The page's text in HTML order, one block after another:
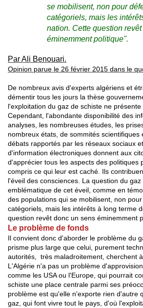
se mobilisent, non pour
catégoriels, mais les
nation. Cette question
éminemment politique".
Par Ali Benouari.
Opinion parue le 26 février 2015 dans le
De nombreux avis d'experts algériens et
démentir tous les jours la thèse
l'exploitation du gaz de schiste ne présente
Cependant, l'abondante disponibilité des
analyses, les nombreuses études, les
nombreux états, de sommités scientifiques
débats rapportés par les réseaux sociaux
d'information électroniques donnent aux
d'apprécier tous les aspects des politiques
compris ce qui leur est caché. Ils
l'éveil des consciences. La question du
emblématique de cet éveil, comme en
des populations qui se mobilisent, non
catégoriels, mais les intérêts à long terme
question revêt donc un sens éminemment
Le problème de fonds
Il convient donc d'aborder le problème du
prisme plus large que celui, purement
autorités, très maladroitement, cherchent
L'Algérie n'a pas un problème
comme les USA ou l'Europe, qui pourrait
schiste une place centrale parmi ses
problème est qu'elle n'exporte rien d'autre
gaz, qui font vivre tout le pays, d'où